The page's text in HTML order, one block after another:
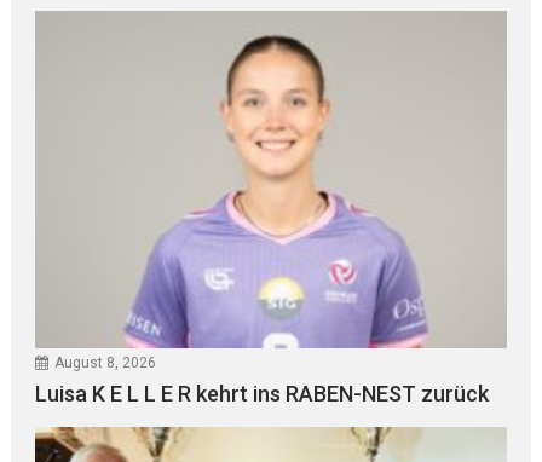
August 8, 2026
Luisa K E L L E R kehrt ins RABEN-NEST zurück